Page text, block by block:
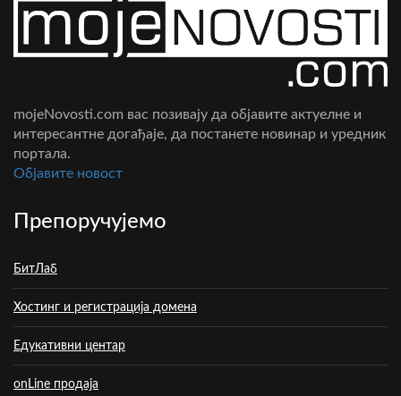
mojeNovosti.com вас позивају да објавите актуелне и
интересантне догађаје, да постанете новинар и уредник
портала.
Oбјавите новост
Препоручујемо
БитЛаб
Хостинг и регистрација домена
Едукативни центар
onLine продаја